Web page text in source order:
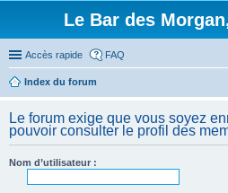
Le Bar des
Accès rapide FAQ
Index du forum
Le forum exige que vous soyez
pouvoir consulter le profil des
Nom d’utilisateur :